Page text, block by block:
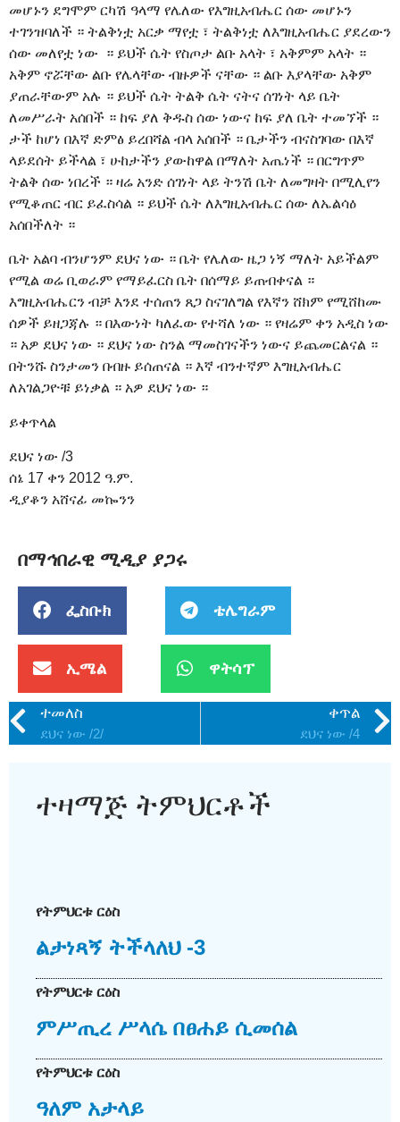
መሆኑን ደግሞም ርካሽ ዓላማ የሌለው የእግዚአብሔር ሰው መሆኑን
ተገንዝባለች ። ትልቅነቷ አርቃ ማየቷ ፣ ትልቅነቷ ለእግዚአብሔር ያደረውን
ሰው መለየቷ ነው ። ይህች ሴት የስጦታ ልቡ አላት ፣ አቅምም አላት ።
አቅም ኖሯቸው ልቡ የሌላቸው ብዙዎች ናቸው ። ልቡ እያላቸው አቅም
ያጠራቸውም አሉ ። ይህች ሴት ትልቅ ሴት ናትና ሰገነት ላይ ቤት
ለመሥራት አሰበች ። ከፍ ያለ ቅዱስ ሰው ነውና ከፍ ያለ ቤት ተመኘች ።
ታች ከሆነ በእኛ ድምፅ ይረበሻል ብላ አሰበች ። ቤታችን ብናስገባው በእኛ
ላይደሰት ይችላል ፣ ሁከታችን ያውከዋል በማለት አጤነች ። በርግጥም
ትልቅ ሰው ነበረች ። ዛሬ አንድ ሰገነት ላይ ትንሽ ቤት ለመግዛት በሚሊየን
የሚቆጠር ብር ይፈስሳል ። ይህች ሴት ለእግዚአብሔር ሰው ለኤልሳዕ
አሰበችለት ።
ቤት አልባ ብንሆንም ደህና ነው ። ቤት የሌለው ዜጋ ነኝ ማለት አይችልም
የሚል ወሬ ቢወራም የማይፈርስ ቤት በሰማይ ይጠብቀናል ።
እግዚአብሔርን ብቻ እንደ ተሰጠን ጸጋ ስናገለግል የእኛን ሸክም የሚሸከሙ
ሰዎች ይዘጋጃሉ ። በእውነት ካለፈው የተሻለ ነው ። የዛሬም ቀን አዲስ ነው
። አዎ ደህና ነው ። ደህና ነው ስንል ማመስገናችን ነውና ይጨመርልናል ።
በትንሹ ስንታመን በብዙ ይሰጠናል ። እኛ ብንተኛም እግዚአብሔር
ለአገልጋዮቹ ይነቃል ። አዎ ደህና ነው ።
ይቀጥላል
ደህና ነው /3
ሰኔ 17 ቀን 2012 ዓ.ም.
ዲያቆን አሸናፊ መኰንን
በማኅበራዊ ሚዲያ ያጋሩ
ፌስቡክ ቴሌግራም
ኢሜል ዋትሳፕ
ተመለስ
ደህና ነው /2/
ቀጥል
ደህና ነው /4
ተዛማጅ ትምህርቶች
የትምህርቱ ርዕስ
ልታነጻኝ ትችላለህ -3
የትምህርቱ ርዕስ
ምሥጢረ ሥላሴ በፀሐይ ሲመሰል
የትምህርቱ ርዕስ
ዓለም አታላይ